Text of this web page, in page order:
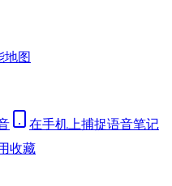
地图
在手机上捕捉语音笔记
收藏